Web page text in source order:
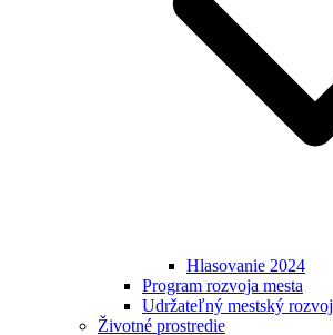
Hlasovanie 2024
Program rozvoja mesta
Udržateľný mestský rozvoj
Životné prostredie